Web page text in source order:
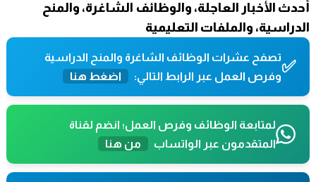
أحدث الأخبار العاجلة، والوظائف الشاغرة، والمنح
الدراسية، والملفات التعليمية
✅تصفح عشرات الوظائف الشاغرة والمنح الدراسية
وفرص العمل عبر الرابط التالي:
اضغط هنا
لمتابعة الوظائف وفرص العمل؛ انضم لقناة
المتقدمون عبر الواتساب
من هنا